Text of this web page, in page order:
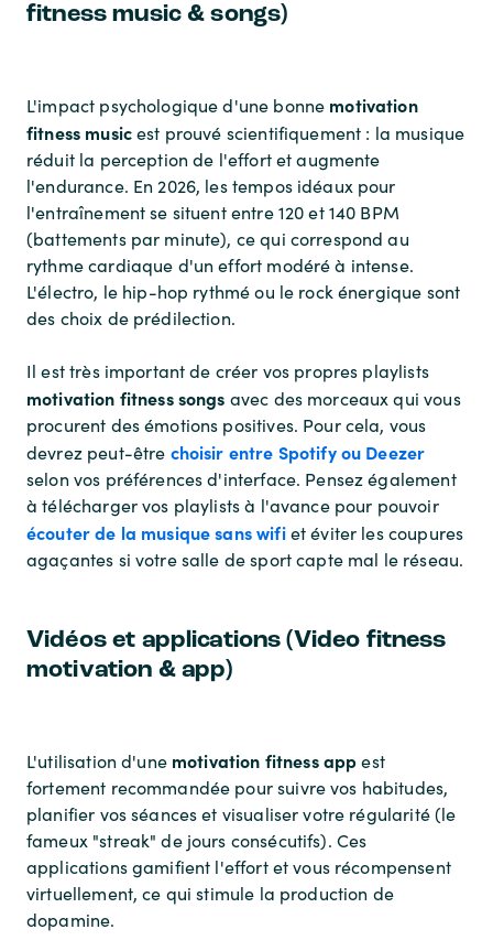
fitness music & songs)
L'impact psychologique d'une bonne motivation
fitness musicest prouvé scientifiquement : la musique
réduit la perception de l'effort et augmente
l'endurance. En 2026, les tempos idéaux pour
l'entraînement se situent entre 120 et 140 BPM
(battements par minute), ce qui correspond au
rythme cardiaque d'un effort modéré à intense.
L'électro, le hip-hop rythmé ou le rock énergique sont
des choix de prédilection.
Il est très important de créer vos propres playlists
motivation fitness songs avec des morceaux qui vous
procurent des émotions positives. Pour cela, vous
devrez peut-être choisir entre Spotify ou Deezer
selon vos préférences d'interface. Pensez également
à télécharger vos playlists à l'avance pour pouvoir
écouter de la musique sans wifiet éviter les coupures
agaçantes si votre salle de sport capte mal le réseau.
Vidéos et applications (Video fitness
motivation & app)
L'utilisation d'une motivation fitness appest
fortement recommandée pour suivre vos habitudes,
planifier vos séances et visualiser votre régularité (le
fameux "streak" de jours consécutifs). Ces
applications gamifient l'effort et vous récompensent
virtuellement, ce qui stimule la production de
dopamine.